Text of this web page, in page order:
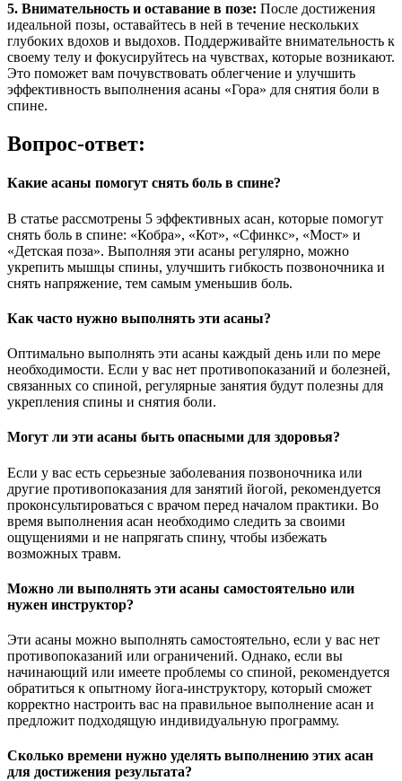
5. Внимательность и оставание в позе: После достижения
идеальной позы, оставайтесь в ней в течение нескольких
глубоких вдохов и выдохов. Поддерживайте внимательность к
своему телу и фокусируйтесь на чувствах, которые возникают.
Это поможет вам почувствовать облегчение и улучшить
эффективность выполнения асаны «Гора» для снятия боли в
спине.
Вопрос-ответ:
Какие асаны помогут снять боль в спине?
В статье рассмотрены 5 эффективных асан, которые помогут
снять боль в спине: «Кобра», «Кот», «Сфинкс», «Мост» и
«Детская поза». Выполняя эти асаны регулярно, можно
укрепить мышцы спины, улучшить гибкость позвоночника и
снять напряжение, тем самым уменьшив боль.
Как часто нужно выполнять эти асаны?
Оптимально выполнять эти асаны каждый день или по мере
необходимости. Если у вас нет противопоказаний и болезней,
связанных со спиной, регулярные занятия будут полезны для
укрепления спины и снятия боли.
Могут ли эти асаны быть опасными для здоровья?
Если у вас есть серьезные заболевания позвоночника или
другие противопоказания для занятий йогой, рекомендуется
проконсультироваться с врачом перед началом практики. Во
время выполнения асан необходимо следить за своими
ощущениями и не напрягать спину, чтобы избежать
возможных травм.
Можно ли выполнять эти асаны самостоятельно или
нужен инструктор?
Эти асаны можно выполнять самостоятельно, если у вас нет
противопоказаний или ограничений. Однако, если вы
начинающий или имеете проблемы со спиной, рекомендуется
обратиться к опытному йога-инструктору, который сможет
корректно настроить вас на правильное выполнение асан и
предложит подходящую индивидуальную программу.
Сколько времени нужно уделять выполнению этих асан
для достижения результата?